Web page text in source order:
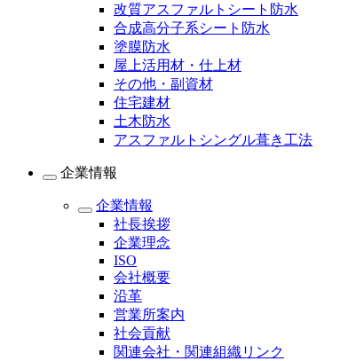
改質アスファルトシート防水
合成高分子系シート防水
塗膜防水
屋上活用材・仕上材
その他・副資材
住宅建材
土木防水
アスファルトシングル葺き工法
企業情報
企業情報
社長挨拶
企業理念
ISO
会社概要
沿革
営業所案内
社会貢献
関連会社・関連組織リンク